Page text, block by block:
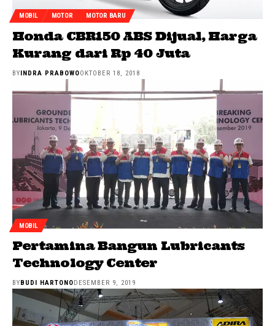
MOBIL MOTOR MOTOR BARU
Honda CBR150 ABS Dijual, Harga
Kurang dari Rp 40 Juta
BYINDRA PRABOWOOKTOBER 18, 2018
MOBIL
Pertamina Bangun Lubricants
Technology Center
BY BUDI HARTONO DESEMBER 9, 2019